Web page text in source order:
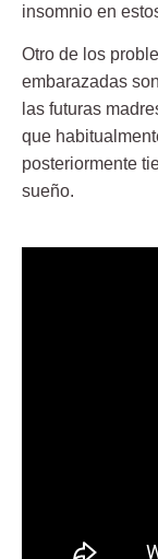
insomnio en
Otro de los
embarazadas
las futuras
que
posteriormente
sueño.